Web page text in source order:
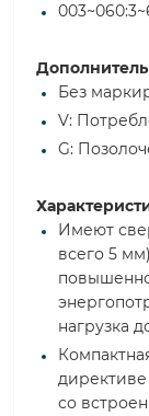
Без
V:
G:
Имеют
всего 5
нагрузка
директиве
со